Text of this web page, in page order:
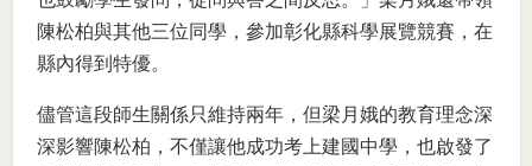
陳松柏與其他三位同學，參加彰化縣科學展覽競賽，在
縣內得到特優。
儘管這段師生關係只維持兩年，但梁月娥的教育理念深
深影響陳松柏，不僅讓他成功考上建國中學，也啟發了